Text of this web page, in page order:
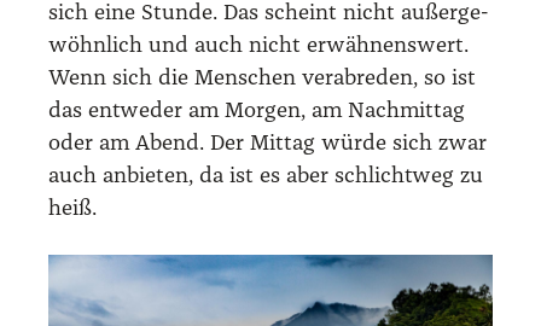
sich eine Stun­de. Das scheint nicht außer­ge­
wöhn­lich und auch nicht erwäh­nens­wert.
Wenn sich die Men­schen ver­ab­re­den, so ist
das ent­we­der am Mor­gen, am Nach­mit­tag
oder am Abend. Der Mit­tag wür­de sich zwar
auch anbie­ten, da ist es aber schlicht­weg zu
heiß.